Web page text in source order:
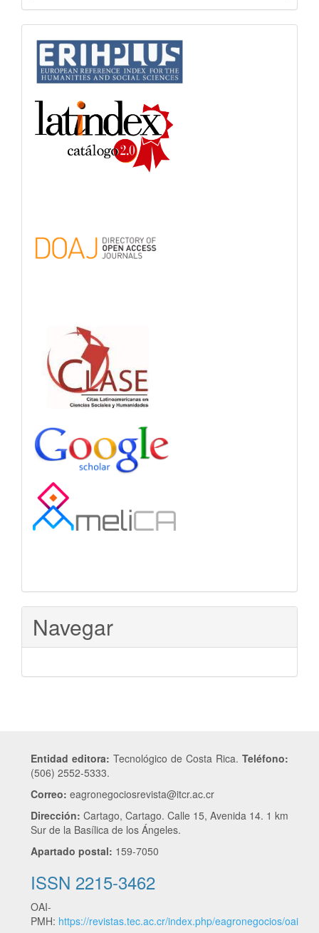
indices
Navegar
Entidad editora: Tecnológico de Costa Rica. Teléfono:
(506) 2552-5333.
Correo: eagronegociosrevista@itcr.ac.cr
Dirección: Cartago, Cartago. Calle 15, Avenida 14. 1 km
Sur de la Basílica de los Ángeles.
Apartado postal: 159-7050
ISSN 2215-3462
OAI-
PMH: https://revistas.tec.ac.cr/index.php/eagronegocios/oai